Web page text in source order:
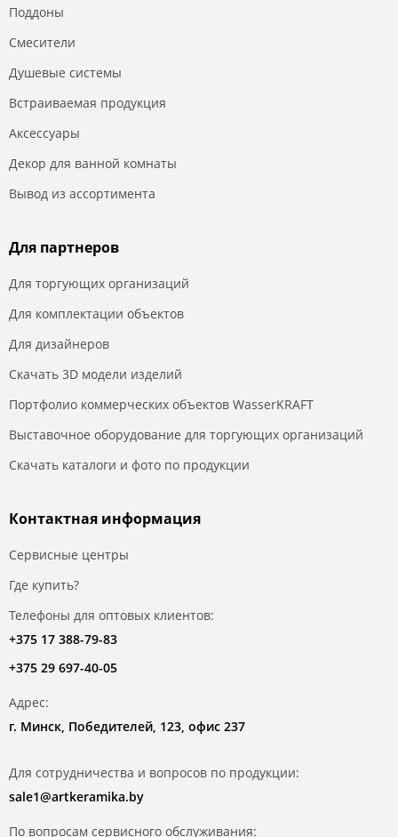
Поддоны
Смесители
Душевые системы
Встраиваемая продукция
Аксессуары
Декор для ванной комнаты
Вывод из ассортимента
Для партнеров
Для торгующих организаций
Для комплектации объектов
Для дизайнеров
Скачать 3D модели изделий
Портфолио коммерческих объектов WasserKRAFT
Выставочное оборудование для торгующих организаций
Скачать каталоги и фото по продукции
Контактная информация
Сервисные центры
Где купить?
Телефоны для оптовых клиентов:
+375 17 388-79-83
+375 29 697-40-05
Адрес:
г. Минск, Победителей, 123, офис 237
Для сотрудничества и вопросов по продукции:
sale1@artkeramika.by
По вопросам сервисного обслуживания: